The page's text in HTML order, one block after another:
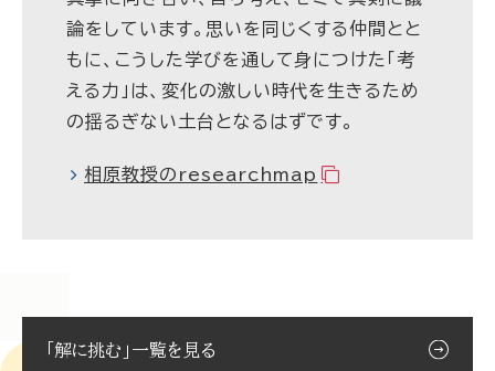
論をしています。思いを同じくする仲間とと
もに、こうした学びを通して身につけた「考
える力」は、変化の激しい時代を生きるため
の揺るぎない土台となるはずです。
相原教授のresearchmap
「解に挑む」一覧を見る